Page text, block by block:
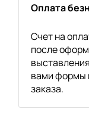
Оплата
Счет на
после
вами формы
заказа.